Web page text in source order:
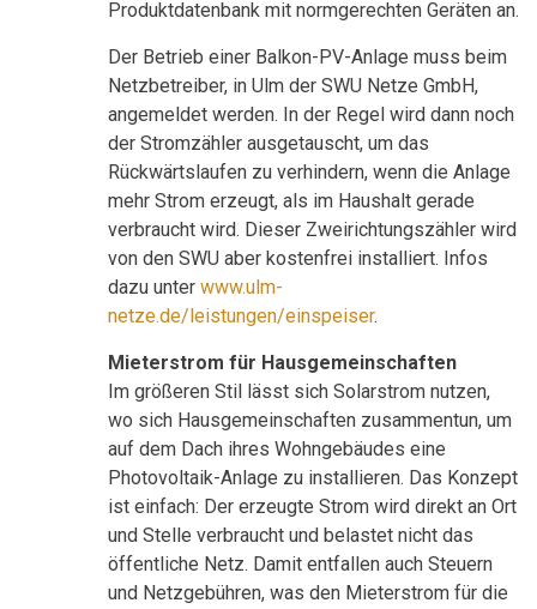
Produktdatenbank mit normgerechten Geräten an.
Der Betrieb einer Balkon-PV-Anlage muss beim
Netzbetreiber, in Ulm der SWU Netze GmbH,
angemeldet werden. In der Regel wird dann noch
der Stromzähler ausgetauscht, um das
Rückwärtslaufen zu verhindern, wenn die Anlage
mehr Strom erzeugt, als im Haushalt gerade
verbraucht wird. Dieser Zweirichtungszähler wird
von den SWU aber kostenfrei installiert. Infos
dazu unter www.ulm-
netze.de/leistungen/einspeiser.
Mieterstrom für Hausgemeinschaften
Im größeren Stil lässt sich Solarstrom nutzen,
wo sich Hausgemeinschaften zusammentun, um
auf dem Dach ihres Wohngebäudes eine
Photovoltaik-Anlage zu installieren. Das Konzept
ist einfach: Der erzeugte Strom wird direkt an Ort
und Stelle verbraucht und belastet nicht das
öffentliche Netz. Damit entfallen auch Steuern
und Netzgebühren, was den Mieterstrom für die